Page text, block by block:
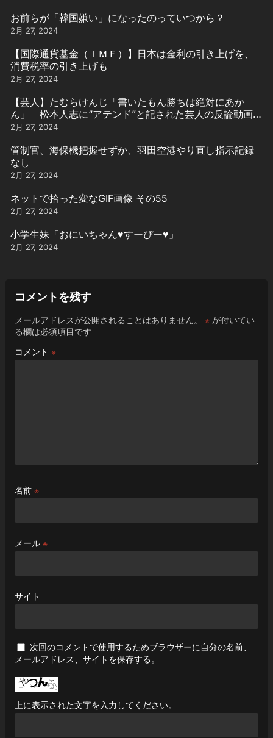
お前らが「韓国嫌い」になったのっていつから？
2月 27, 2024
【国際通貨基金（ＩＭＦ）】日本は金利の引き上げを、
消費税率の引き上げも
2月 27, 2024
【芸人】たむらけんじ「書いたもん勝ちは絶対にあか
ん」 松本人志に“アテンド”と記された芸人の反論動画引
用
2月 27, 2024
管制官、海保機把握せずか、羽田空港やり直し指示記録
なし
2月 27, 2024
ネットで拾った変なGIF画像 その55
2月 27, 2024
小学生妹「おにいちゃん♥️すーぴー♥️」
2月 27, 2024
コメントを残す
メールアドレスが公開されることはありません。 ※が付いてい
る欄は必須項目です
コメント ※
名前 ※
メール ※
サイト
次回のコメントで使用するためブラウザーに自分の名前、
メールアドレス、サイトを保存する。
上に表示された文字を入力してください。